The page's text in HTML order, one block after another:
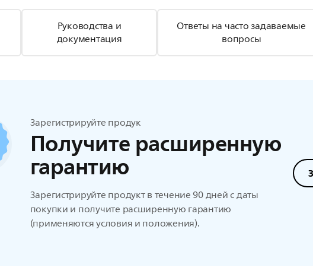
Руководства и
документация
Ответы на часто задаваемые
вопросы
Зарегистрируйте продук
Получите расширенную
гарантию
Зарегистрируйте продукт в течение 90 дней с даты
покупки и получите расширенную гарантию
(применяются условия и положения).